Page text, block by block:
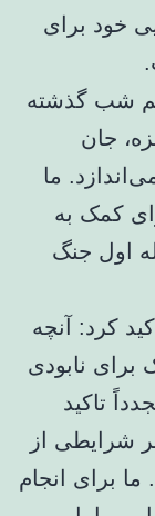
خود برای
شب گذشته
جان
ما
کمک به
اول جنگ
کرد: آنچه
برای نابودی
تاکید
شرایطی از
برای انجام